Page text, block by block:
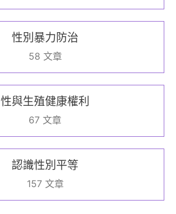
性別暴力防治
58 文章
性與生殖健康權利
67 文章
認識性別平等
157 文章